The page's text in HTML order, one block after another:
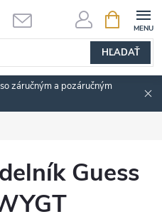
HĽADAŤ
KOŠÍK
záručným a pozáručným
Guess